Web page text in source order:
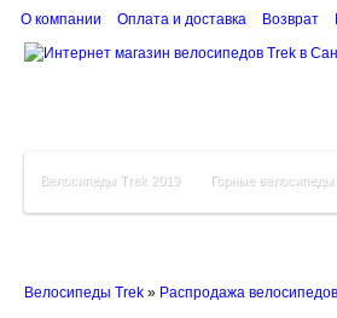
О компании Оплата и доставка Возврат
Велосипеды Trek 2019 Горные велосипеды
Велосипеды Trek » Распродажа велосипедов